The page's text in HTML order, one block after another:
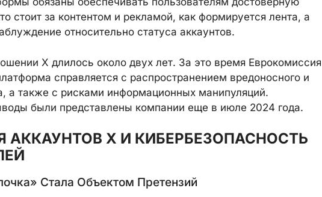
стоит за контентом и рекламой, как формируется лента, а
относительно статуса аккаунтов.
X длилось около двух лет. За это время Еврокомиссия
справляется с распространением вредоносного и
а также с рисками информационных манипуляций.
были представлены компании еще в июле 2024 года.
АККАУНТОВ X И КИБЕРБЕЗОПАСНОСТЬ
Стала Объектом Претензий